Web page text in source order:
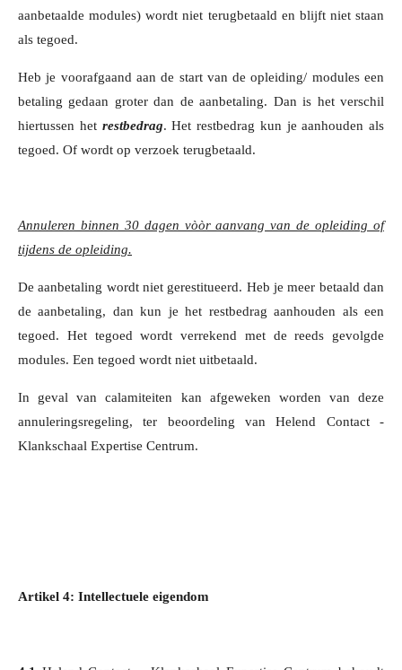
aanbetaalde modules) wordt niet terugbetaald en blijft niet staan
als tegoed.
Heb je voorafgaand aan de start van de opleiding/ modules een
betaling gedaan groter dan de aanbetaling. Dan is het verschil
hiertussen het restbedrag. Het restbedrag kun je aanhouden als
tegoed. Of wordt op verzoek terugbetaald.
Annuleren binnen 30 dagen vòòr aanvang van de opleiding of
tijdens de opleiding.
De aanbetaling wordt niet gerestitueerd. Heb je meer betaald dan
de aanbetaling, dan kun je het restbedrag aanhouden als een
tegoed. Het tegoed wordt verrekend met de reeds gevolgde
modules. Een tegoed wordt niet uitbetaald.
In geval van calamiteiten kan afgeweken worden van deze
annuleringsregeling, ter beoordeling van Helend Contact -
Klankschaal Expertise Centrum.
Artikel 4: Intellectuele eigendom